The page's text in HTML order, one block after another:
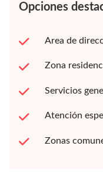
Opciones
Area de
Zona
Servicios
Atención
Zonas